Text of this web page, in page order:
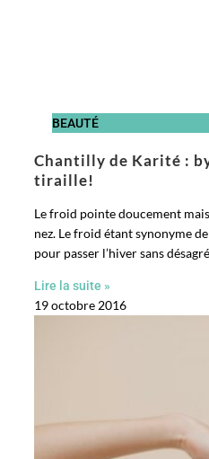
BEAUTÉ
Chantilly de Karité :
tiraille!
Le froid pointe doucement
nez. Le froid étant synonyme
pour passer l’hiver sans
Lire la suite »
19 octobre 2016